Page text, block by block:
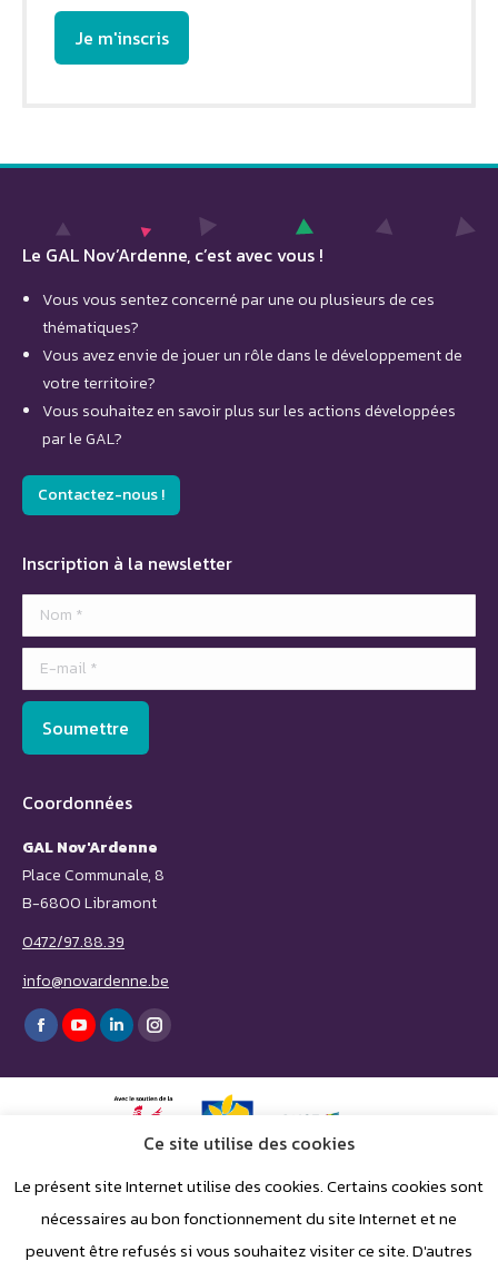
Le GAL Nov’Ardenne, c’est avec vous !
Vous vous sentez concerné par une ou plusieurs de ces
thématiques?
Vous avez envie de jouer un rôle dans le développement de
votre territoire?
Vous souhaitez en savoir plus sur les actions développées
par le GAL?
Contactez-nous !
Inscription à la newsletter
Nom *
E-mail *
Soumettre
Coordonnées
GAL Nov'Ardenne
Place Communale, 8
B-6800 Libramont
0472/97.88.39
info@novardenne.be
Trouvez nous sur :
Facebook
page
YouTube
page
opens
LinkedIn
page
opens
Instagram
page
opens
in
Ce site utilise des cookies
Le présent site Internet utilise des cookies. Certains cookies sont
nécessaires au bon fonctionnement du site Internet et ne
peuvent être refusés si vous souhaitez visiter ce site. D'autres